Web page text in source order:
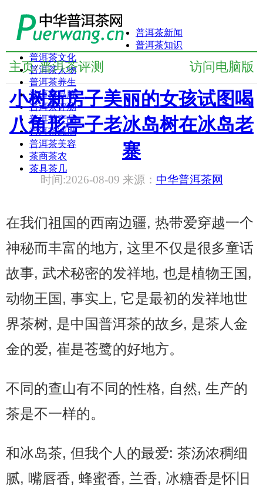
普洱茶新闻
普洱茶知识
普洱茶文化
普洱茶人物
普洱茶养生
普洱茶品牌
普洱茶评测
普洱茶产品
普洱茶减肥
普洱茶美容
茶商茶农
茶具茶几
访问电脑版
主页/ 普洱茶评测
小树新房子美丽的女孩试图喝
八角形亭子老冰岛树在冰岛老
寨
时间:2026-08-09 来源： 中华普洱茶网
在我们祖国的西南边疆, 热带爱穿越一个
神秘而丰富的地方, 这里不仅是很多童话
故事, 武术秘密的发祥地, 也是植物王国,
动物王国, 事实上, 它是最初的发祥地世
界茶树, 是中国普洱茶的故乡, 是茶人金
金的爱, 崔是苍鹭的好地方。
不同的查山有不同的性格, 自然, 生产的
茶是不一样的。
和冰岛茶, 但我个人的最爱: 茶汤浓稠细
腻, 嘴唇香, 蜂蜜香, 兰香, 冰糖香是怀旧